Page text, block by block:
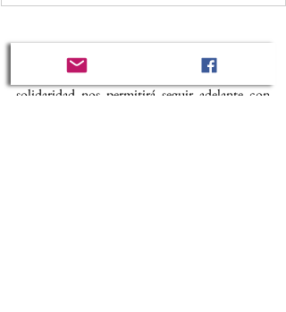
esperanza para las mujeres que atendemos.  Su
solidaridad nos permitirá seguir adelante con